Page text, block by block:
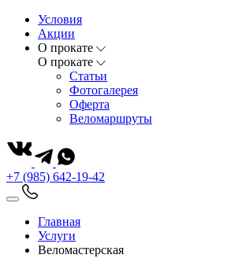
Условия
Акции
О прокате
О прокате
Статьи
Фотогалерея
Оферта
Веломаршруты
+7 (985) 642-19-42
Главная
Услуги
Веломастерская